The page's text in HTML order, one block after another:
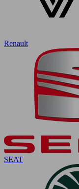
Renault
SEAT